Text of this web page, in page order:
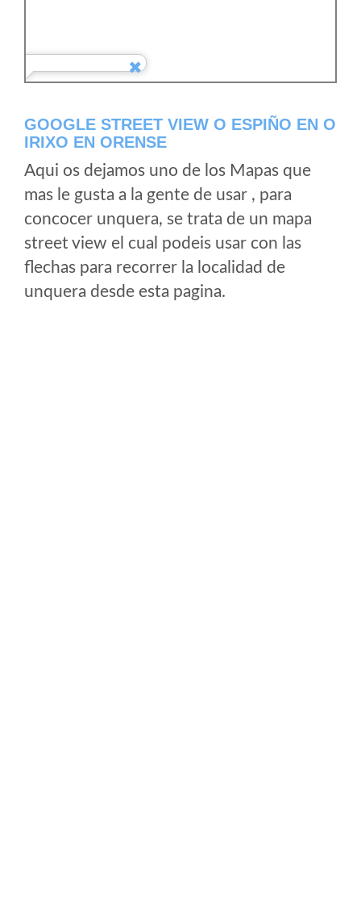
GOOGLE STREET VIEW O ESPIÑO EN O
IRIXO EN ORENSE
Aqui os dejamos uno de los Mapas que
mas le gusta a la gente de usar , para
concocer unquera, se trata de un mapa
street view el cual podeis usar con las
flechas para recorrer la localidad de
unquera desde esta pagina.